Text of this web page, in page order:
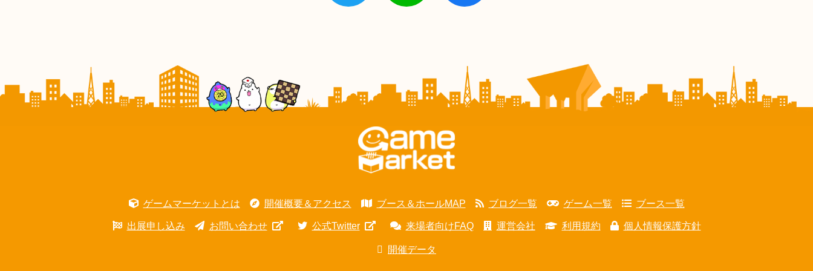
ゲームマーケットとは 開催概要＆アクセス ブース＆ホールMAP ブログ一覧 ゲーム一覧 ブース一覧
出展申し込み お問い合わせ 公式Twitter 来場者向けFAQ 運営会社 利用規約 個人情報保護方針
開催データ